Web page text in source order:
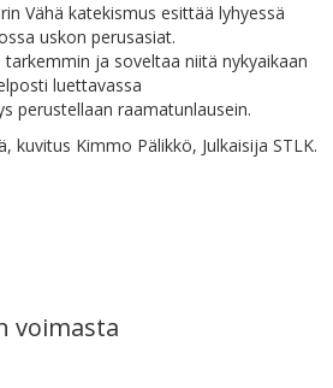
Vähä katekismus esittää lyhyessä
uskon perusasiat.
ja soveltaa niitä nykyaikaan
luettavassa
perustellaan raamatunlausein.
kuvitus Kimmo Pälikkö, Julkaisija STLK.
voimasta